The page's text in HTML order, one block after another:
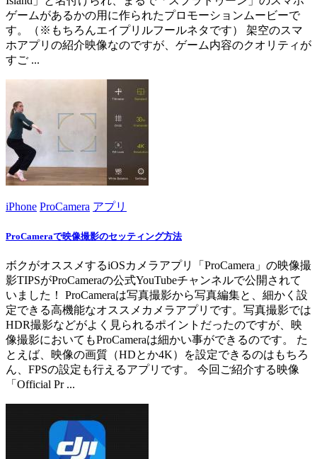
ゲームがあるかの用に作られたプロモーションムービーで
す。（※もちろんエイプリルフールネタです） 架空のスマ
ホアプリの紹介映像なのですが、ゲーム内容のクオリティが
すご ...
iPhone ProCamera アプリ
ProCameraで映像撮影のセッティング方法
ボクがオススメするiOSカメラアプリ「ProCamera」の映像撮
影TIPSがProCameraの公式YouTubeチャンネルで公開されて
いました！ ProCameraは写真撮影から写真編集と、細かく設
定できる高機能なオススメカメラアプリです。写真撮影では
HDR撮影などがよく見られるポイントだったのですが、映
像撮影においてもProCameraは細かい事ができるのです。 た
とえば、映像の画質（HDとか4K）を設定できるのはもちろ
ん、FPSの設定も行えるアプリです。 今回ご紹介する映像
「Official Pr ...